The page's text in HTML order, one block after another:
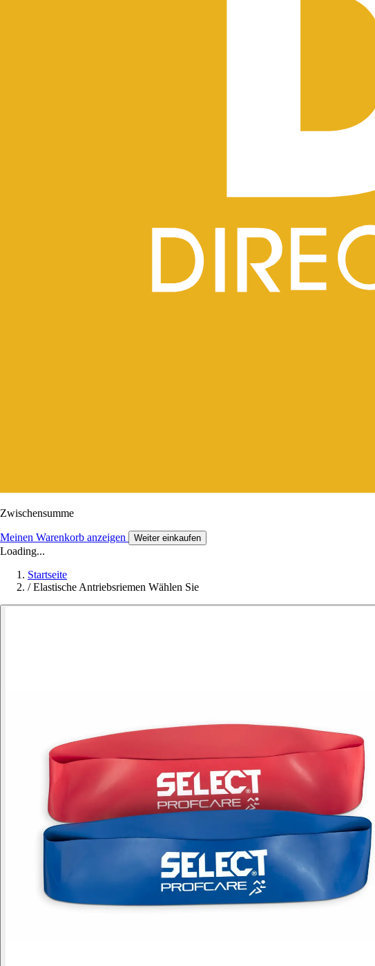
Zwischensumme
Meinen Warenkorb anzeigen Weiter einkaufen
Loading...
Startseite
/ Elastische Antriebsriemen Wählen Sie